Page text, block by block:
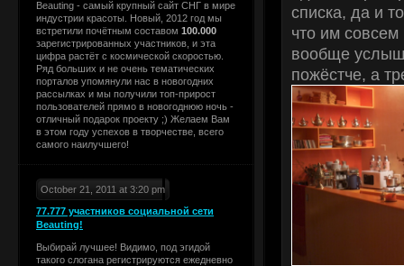
Beauting - самый крупный сайт СНГ в мире
индустрии красоты. Новый, 2012 год мы
встретили почётным составом 100.000
зарегистрированных участников, и эта
цифра растёт с космической скоростью.
Ряд больших и не очень тематических
порталов упомянули нас в новогодних
рассылках и мы получили топ-прирост
пользователей прямо в новогоднюю ночь -
отличный подарок проекту ;) Желаем Вам
в этом году успехов в творчестве, всего
самого наилучшего!
October 21, 2011 at 3:20 pm
77.777 участников социальной сети
Beauting!
Выбирай лучшее! Видимо, под эгидой
такого слогана регистрируются ежедневно
списка, да и
что им
вообще
пожёстче, а